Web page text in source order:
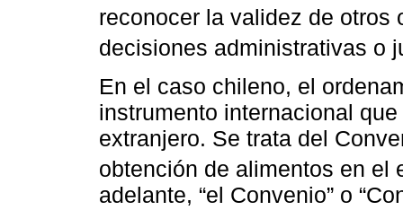
reconocer la validez de
decisiones administrativas o
En el caso chileno, el
instrumento internacional
extranjero. Se trata del
obtención de alimentos en el
adelante, “el Convenio” o